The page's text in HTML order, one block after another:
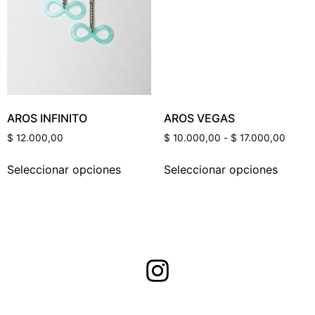
Etiquetas Del Producto
AROS INFINITO
$ 12.000,00
Seleccionar opciones
AROS VEGAS
$ 10.000,00 - $ 17.000,00
Seleccionar opciones